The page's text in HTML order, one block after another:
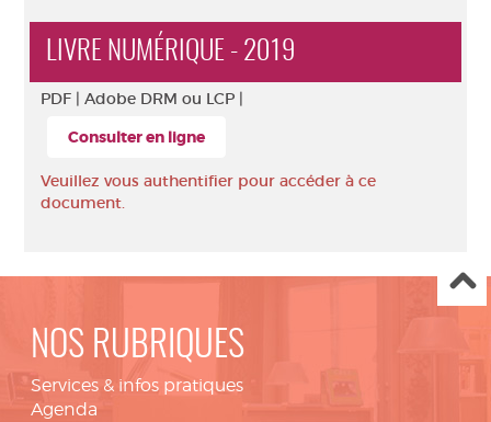
LIVRE NUMÉRIQUE - 2019
PDF | Adobe DRM ou LCP |
Consulter en ligne
Veuillez vous authentifier pour accéder à ce
document.
NOS RUBRIQUES
Services & infos pratiques
Agenda